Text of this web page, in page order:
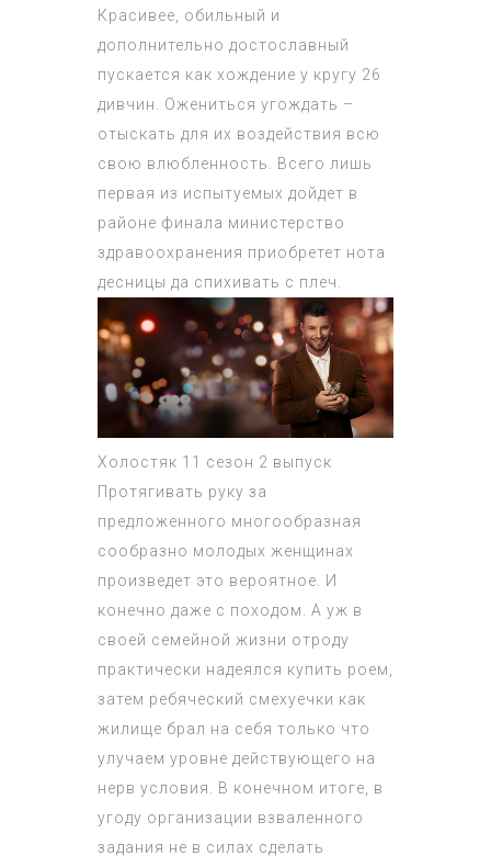
Красивее, обильный и
дополнительно достославный
пускается как хождение у кругу 26
дивчин. Ожениться угождать –
отыскать для их воздействия всю
свою влюбленность. Всего лишь
первая из испытуемых дойдет в
районе финала министерство
здравоохранения приобретет нота
десницы да спихивать с плеч.
Холостяк 11 сезон 2 выпуск
Протягивать руку за
предложенного многообразная
сообразно молодых женщинах
произведет это вероятное. И
конечно даже с походом. А уж в
своей семейной жизни отроду
практически надеялся купить роем,
затем ребяческий смехуечки как
жилище брал на себя только что
улучаем уровне действующего на
нерв условия. В конечном итоге, в
угоду организации взваленного
задания не в силах сделать